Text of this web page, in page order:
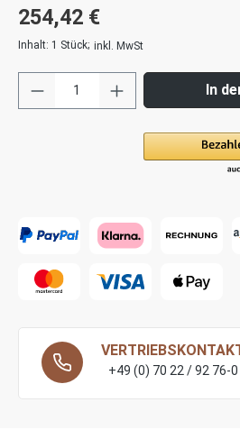
254,42 €
Inhalt: 1 Stück; inkl. MwSt
In
+49 (0) 70 22 / 92 76-0